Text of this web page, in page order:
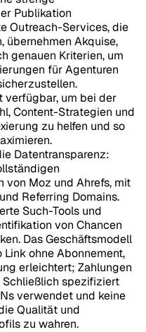
Publikation
Outreach-Services, die
übernehmen Akquise,
genauen Kriterien, um
für Agenturen
verfügbar, um bei der
Content-Strategien und
zu helfen und so
Datentransparenz:
von Moz und Ahrefs, mit
Referring Domains.
Such-Tools und
von Chancen
Das Geschäftsmodell
ohne Abonnement,
erleichtert; Zahlungen
spezifiziert
verwendet und keine
Qualität und
zu wahren.